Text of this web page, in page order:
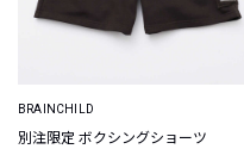
BRAINCHILD
別注限定 ボクシングショーツ